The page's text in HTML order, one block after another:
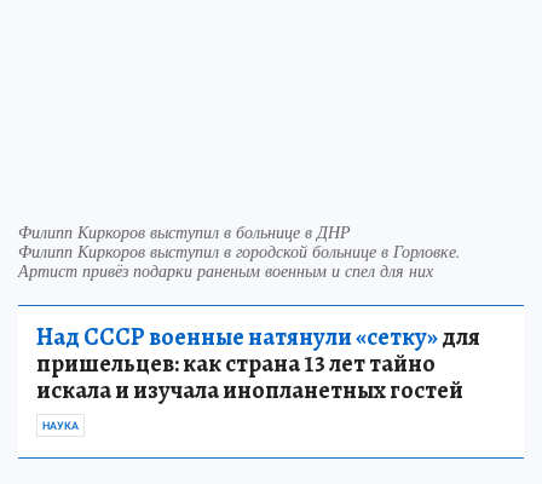
Филипп Киркоров выступил в больнице в ДНР
Филипп Киркоров выступил в городской больнице в Горловке.
Артист привёз подарки раненым военным и спел для них
Над СССР военные натянули «сетку»для
пришельцев: как страна 13 лет тайно
искала и изучала инопланетных гостей
НАУКА